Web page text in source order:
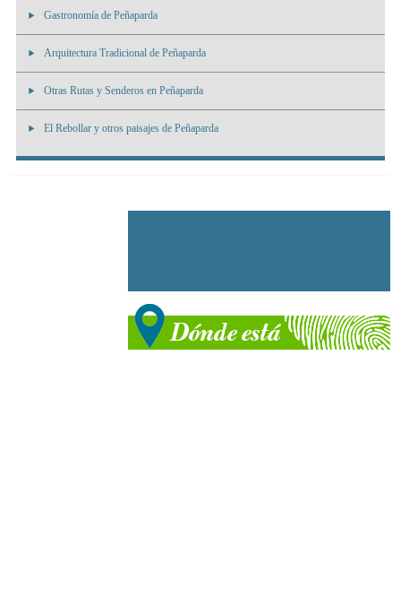
Gastronomía de Peñaparda
Arquitectura Tradicional de Peñaparda
Otras Rutas y Senderos en Peñaparda
El Rebollar y otros paisajes de Peñaparda